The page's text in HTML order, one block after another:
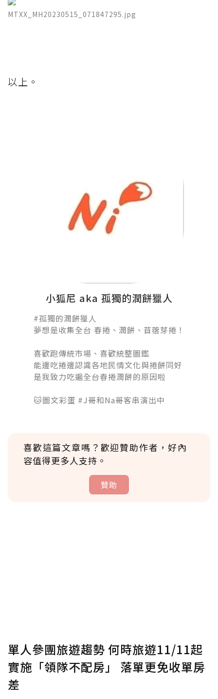
MTXX_MH20230515_071847295.jpg
以上。
小狐尼 aka 孤獨的潤餅獵人
#孤獨的潤餅獵人󠀠
夢想是收集全台 春捲、潤餅、苜蓿芽捲！
喜歡跑傳統市場、喜歡統整圖鑑
能邊吃捲邊認識各地民情文化與捲餅同好
是我致力吃遍全台春捲潤餅的原因啦
🐱圖文彩蛋 #J哥和Na哥客串演出中
喜歡這篇文章嗎？歡迎贊助作者，好內
容值得更多人支持。
贊助
確認送出
單人參團旅遊趨勢 何時旅遊11/11起
實施「領隊不配房」 落單更免收單房
差